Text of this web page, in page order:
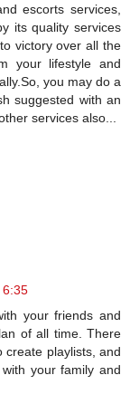
escorts services,
its quality services
victory over all the
your lifestyle and
you may do a
suggested with an
services also...
6:35
your friends and
of all time. There
playlists, and
with your family and